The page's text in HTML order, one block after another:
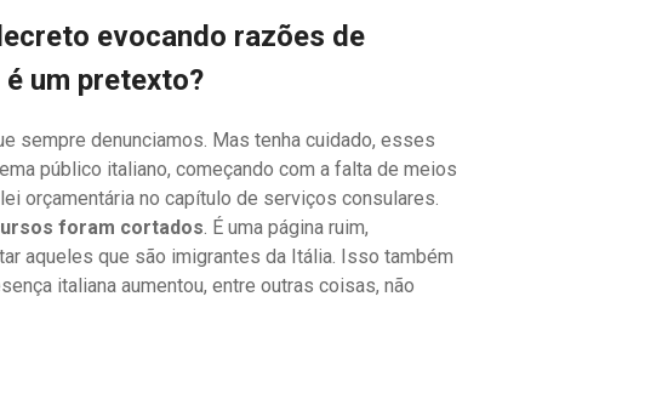
evocando razões de
um pretexto?
sempre denunciamos. Mas tenha cuidado, esses
público italiano, começando com a falta de meios
orçamentária no capítulo de serviços consulares.
foram cortados. É uma página ruim,
aqueles que são imigrantes da Itália. Isso também
italiana aumentou, entre outras coisas, não